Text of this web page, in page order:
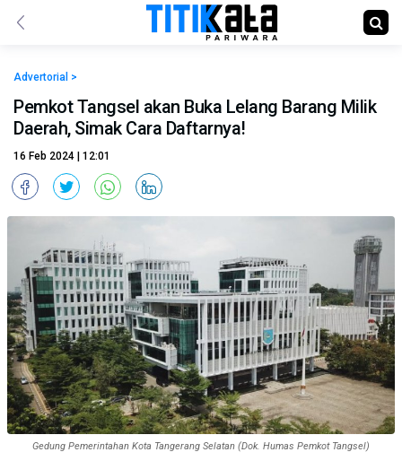
Advertorial >
Pemkot Tangsel akan Buka Lelang Barang Milik
Daerah, Simak Cara Daftarnya!
16 Feb 2024 | 12:01
Gedung Pemerintahan Kota Tangerang Selatan (Dok. Humas Pemkot Tangsel)